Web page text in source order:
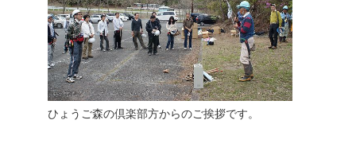
ひょうご森の倶楽部方からのご挨拶です。